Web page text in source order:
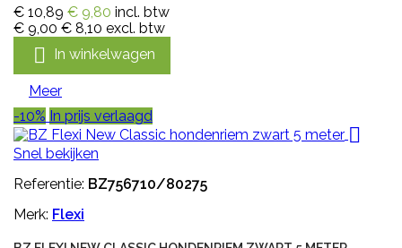
€ 10,89 € 9,80 incl. btw
€ 9,00 € 8,10 excl. btw
 In winkelwagen
Meer
-10% In prijs verlaagd

Snel bekijken
Referentie: BZ756710/80275
Merk: Flexi